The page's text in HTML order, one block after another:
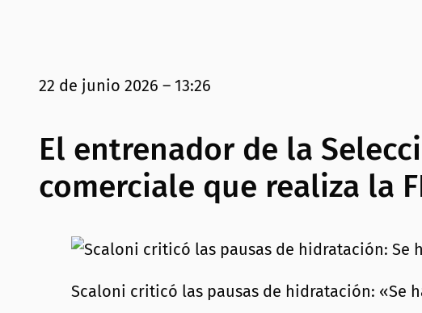
22 de junio 2026 – 13:26
El entrenador de la
comerciale que realiza la
Scaloni criticó las pausas de hidratación: «Se